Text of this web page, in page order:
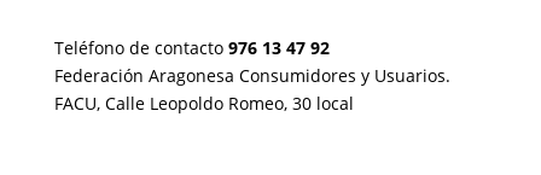
Teléfono de contacto976 13 47 92
Federación Aragonesa Consumidores y Usuarios.
FACU, Calle Leopoldo Romeo, 30 local